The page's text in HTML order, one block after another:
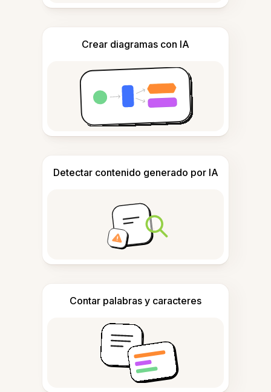
Crear diagramas con IA
Detectar contenido generado por IA
Contar palabras y caracteres